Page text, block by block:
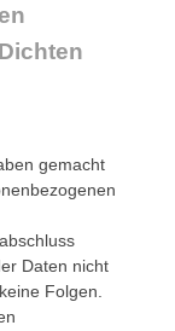
Dichten
gemacht
Daten nicht
Folgen.